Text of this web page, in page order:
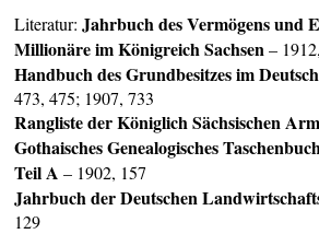
Literatur:Jahrbuch des Vermögens und
Millionäre im Königreich Sachsen–
Handbuch des Grundbesitzes im
473, 475; 1907, 733
Rangliste der Königlich Sächsischen
Gothaisches Genealogisches
Teil A – 1902, 157
Jahrbuch der Deutschen
129